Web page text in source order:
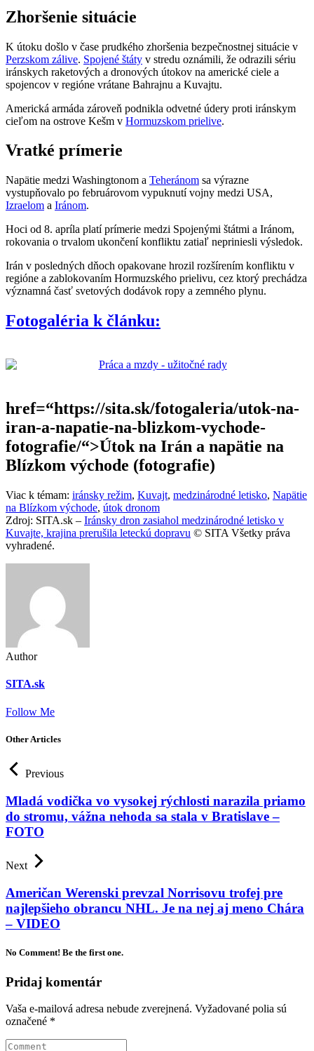
Zhoršenie situácie
K útoku došlo v čase prudkého zhoršenia bezpečnostnej situácie v
Perzskom zálive. Spojené štáty v stredu oznámili, že odrazili sériu
iránskych raketových a dronových útokov na americké ciele a
spojencov v regióne vrátane Bahrajnu a Kuvajtu.
Americká armáda zároveň podnikla odvetné údery proti iránskym
cieľom na ostrove Kešm v Hormuzskom prielive.
Vratké prímerie
Napätie medzi Washingtonom a Teheránom sa výrazne
vystupňovalo po februárovom vypuknutí vojny medzi USA,
Izraelom a Iránom.
Hoci od 8. apríla platí prímerie medzi Spojenými štátmi a Iránom,
rokovania o trvalom ukončení konfliktu zatiaľ nepriniesli výsledok.
Irán v posledných dňoch opakovane hrozil rozšírením konfliktu v
regióne a zablokovaním Hormuzského prielivu, cez ktorý prechádza
významná časť svetových dodávok ropy a zemného plynu.
Fotogaléria k článku:
href=“https://sita.sk/fotogaleria/utok-na-
iran-a-napatie-na-blizkom-vychode-
fotografie/“>Útok na Irán a napätie na
Blízkom východe (fotografie)
Viac k témam: iránsky režim, Kuvajt, medzinárodné letisko, Napätie
na Blízkom východe, útok dronom
Zdroj: SITA.sk – Iránsky dron zasiahol medzinárodné letisko v
Kuvajte, krajina prerušila leteckú dopravu © SITA Všetky práva
vyhradené.
Author
SITA.sk
Follow Me
Other Articles
Previous
Mladá vodička vo vysokej rýchlosti narazila priamo
do stromu, vážna nehoda sa stala v Bratislave –
FOTO
Next
Američan Werenski prevzal Norrisovu trofej pre
najlepšieho obrancu NHL. Je na nej aj meno Chára
– VIDEO
No Comment! Be the first one.
Pridaj komentár
Vaša e-mailová adresa nebude zverejnená. Vyžadované polia sú
označené *